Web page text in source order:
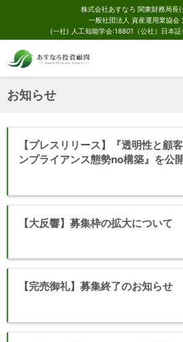
株式会社あすなろ 関東財務局長
一般社団法人 資産運用業協会
(一社) 人工知能学会:18801（公社）日本
お知らせ
【プレスリリース】『透明性と顧
ンプライアンス態勢no構築』を公開
【大反響】募集枠の拡大について
【完売御礼】募集終了のお知らせ